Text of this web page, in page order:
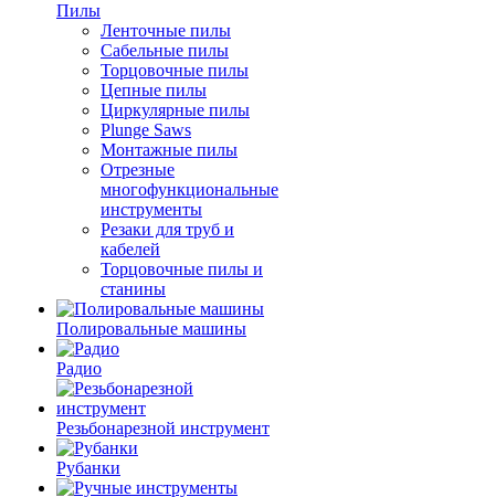
Пилы
Ленточные пилы
Сабельные пилы
Торцовочные пилы
Цепные пилы
Циркулярные пилы
Plunge Saws
Монтажные пилы
Отрезные
многофункциональные
инструменты
Резаки для труб и
кабелей
Торцовочные пилы и
станины
Полировальные машины
Радио
Резьбонарезной инструмент
Рубанки